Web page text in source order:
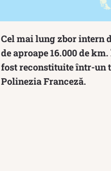
Cel mai lung zbor intern
de aproape 16.000 de
fost reconstituite într-un
Polinezia Franceză.